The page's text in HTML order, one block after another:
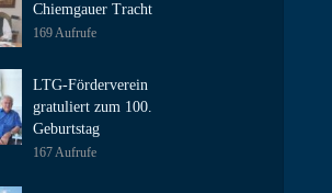
Chiemgauer Tracht
169 Aufrufe
LTG-Förderverein
gratuliert zum 100.
Geburtstag
167 Aufrufe